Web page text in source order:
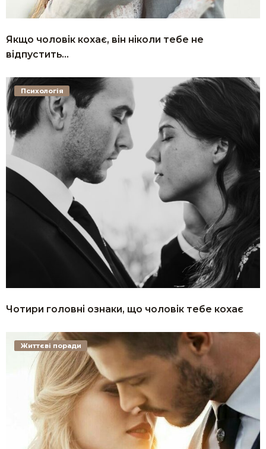
Якщо чоловік кохає, він ніколи тебе не
відпустить…
Чотири головні ознаки, що чоловік тебе кохає
Психологія
Життєві поради